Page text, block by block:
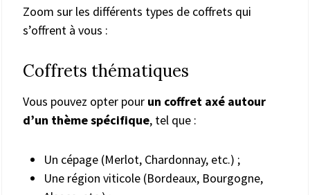
Zoom sur les différents types de coffrets qui
s’offrent à vous :
Coffrets thématiques
Vous pouvez opter pour un coffret axé autour
d’un thème spécifique, tel que :
Un cépage (Merlot, Chardonnay, etc.) ;
Une région viticole (Bordeaux, Bourgogne,